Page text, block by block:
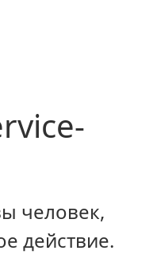
человек,
действие.